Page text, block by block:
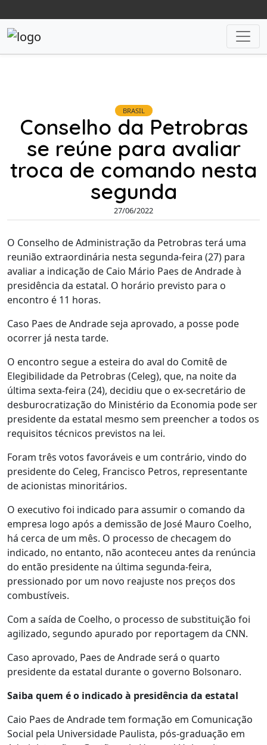
BRASIL
Conselho da Petrobras
se reúne para avaliar
troca de comando nesta
segunda
27/06/2022
O Conselho de Administração da Petrobras terá uma
reunião extraordinária nesta segunda-feira (27) para
avaliar a indicação de Caio Mário Paes de Andrade à
presidência da estatal. O horário previsto para o
encontro é 11 horas.
Caso Paes de Andrade seja aprovado, a posse pode
ocorrer já nesta tarde.
O encontro segue a esteira do aval do Comitê de
Elegibilidade da Petrobras (Celeg), que, na noite da
última sexta-feira (24), decidiu que o ex-secretário de
desburocratização do Ministério da Economia pode ser
presidente da estatal mesmo sem preencher a todos os
requisitos técnicos previstos na lei.
Foram três votos favoráveis e um contrário, vindo do
presidente do Celeg, Francisco Petros, representante
de acionistas minoritários.
O executivo foi indicado para assumir o comando da
empresa logo após a demissão de José Mauro Coelho,
há cerca de um mês. O processo de checagem do
indicado, no entanto, não aconteceu antes da renúncia
do então presidente na última segunda-feira,
pressionado por um novo reajuste nos preços dos
combustíveis.
Com a saída de Coelho, o processo de substituição foi
agilizado, segundo apurado por reportagem da CNN.
Caso aprovado, Paes de Andrade será o quarto
presidente da estatal durante o governo Bolsonaro.
Saiba quem é o indicado à presidência da estatal
Caio Paes de Andrade tem formação em Comunicação
Social pela Universidade Paulista, pós-graduação em